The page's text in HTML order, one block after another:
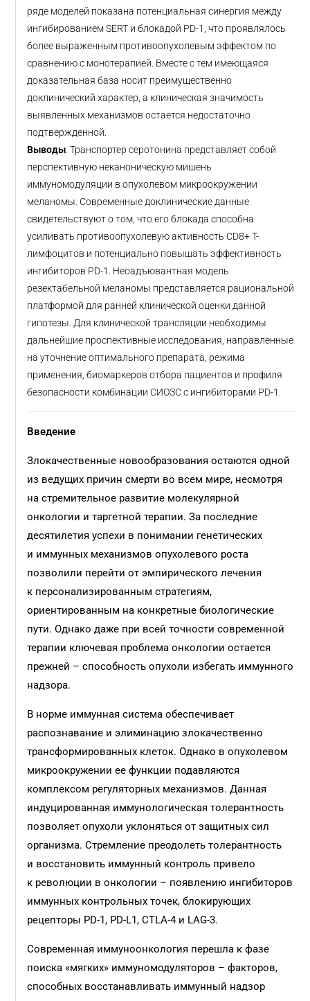
ряде моделей показана потенциальная синергия между
ингибированием SERT и блокадой PD-1, что проявлялось
более выраженным противоопухолевым эффектом по
сравнению с монотерапией. Вместе с тем имеющаяся
доказательная база носит преимущественно
доклинический характер, а клиническая значимость
выявленных механизмов остается недостаточно
подтвержденной.
Выводы . Транспортер серотонина представляет собой
перспективную неканоническую мишень
иммуномодуляции в опухолевом микроокружении
меланомы. Современные доклинические данные
свидетельствуют о том, что его блокада способна
усиливать противоопухолевую активность CD8+ Т-
лимфоцитов и потенциально повышать эффективность
ингибиторов PD-1. Неоадъювантная модель
резектабельной меланомы представляется рациональной
платформой для ранней клинической оценки данной
гипотезы. Для клинической трансляции необходимы
дальнейшие проспективные исследования, направленные
на уточнение оптимального препарата, режима
применения, биомаркеров отбора пациентов и профиля
безопасности комбинации СИОЗС с ингибиторами PD-1.
Введение
Злокачественные новообразования остаются одной
из ведущих причин смерти во всем мире, несмотря
на стремительное развитие молекулярной
онкологии и таргетной терапии. За последние
десятилетия успехи в понимании генетических
и иммунных механизмов опухолевого роста
позволили перейти от эмпирического лечения
к персонализированным стратегиям,
ориентированным на конкретные биологические
пути. Однако даже при всей точности современной
терапии ключевая проблема онкологии остается
прежней – способность опухоли избегать иммунного
надзора.
В норме иммунная система обеспечивает
распознавание и элиминацию злокачественно
трансформированных клеток. Однако в опухолевом
микроокружении ее функции подавляются
комплексом регуляторных механизмов. Данная
индуцированная иммунологическая толерантность
позволяет опухоли уклоняться от защитных сил
организма. Стремление преодолеть толерантность
и восстановить иммунный контроль привело
к революции в онкологии – появлению ингибиторов
иммунных контрольных точек, блокирующих
рецепторы PD-1, PD-L1, CTLA-4 и LAG-3.
Современная иммуноонкология перешла к фазе
поиска «мягких» иммуномодуляторов – факторов,
способных восстанавливать иммунный надзор